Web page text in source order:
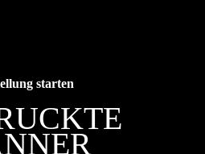
starten